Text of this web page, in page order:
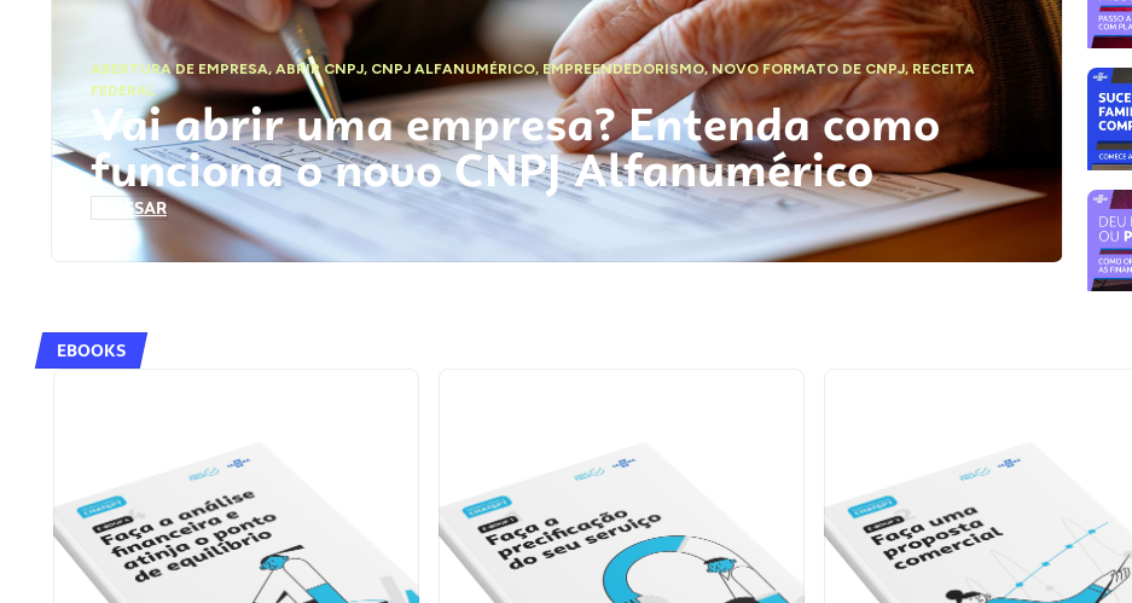
ABERTURA DE EMPRESA,ABRIR CNPJ, CNPJ ALFANUMÉRICO, EMPREENDEDORISMO,NOVO FORMATO DE CNPJ,RECEITA
FEDERAL
Vai abrir uma empresa? Entenda como
funciona o novo CNPJ Alfanumérico
ACESSAR
EBOOKS